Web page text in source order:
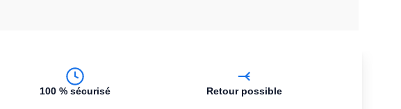
100 % sécurisé Retour possible